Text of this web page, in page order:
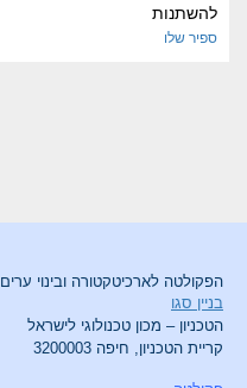
להשתנות
ספיר שלו
הפקולטה לארכיטקטורה ובינוי ערים
בניין סגו
הטכניון – מכון טכנולוגי לישראל
קריית הטכניון, חיפה 3200003